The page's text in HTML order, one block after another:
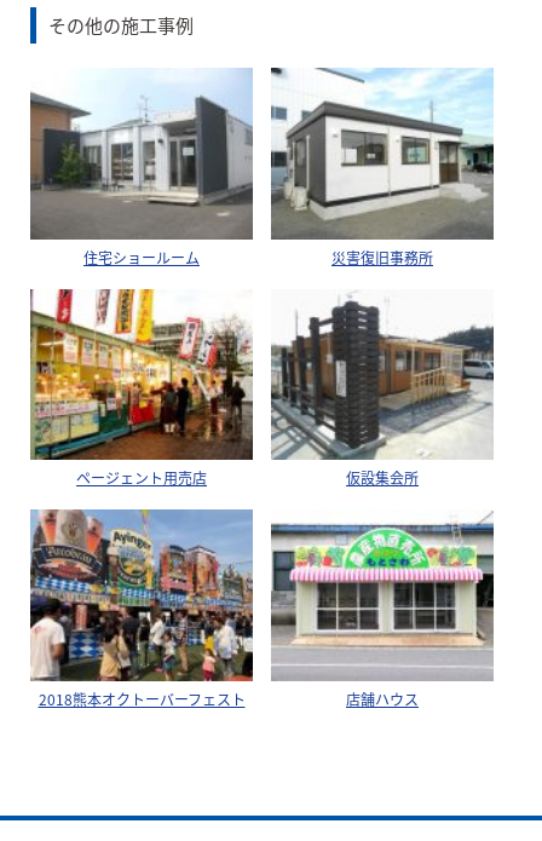
その他の施工事例
住宅ショールーム 災害復旧事務所
ページェント用売店 仮設集会所
2018熊本オクトーバーフェスト 店舗ハウス